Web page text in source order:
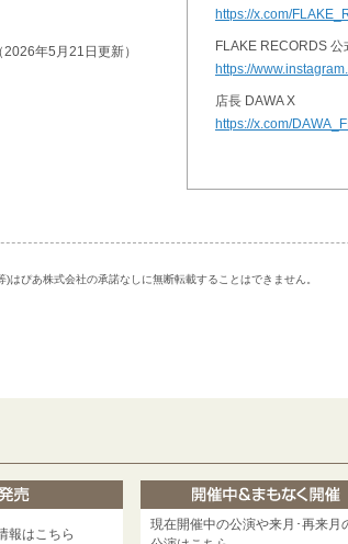
（2026年5月21日更新）
https://x.com/
FLAKE RECORDS
https://
店長 DAWA X
https://x.com/
ぴあ株式会社の承諾なしに無断転載することはできません。
報はこちら
現在開催中の公演や来月･再来月